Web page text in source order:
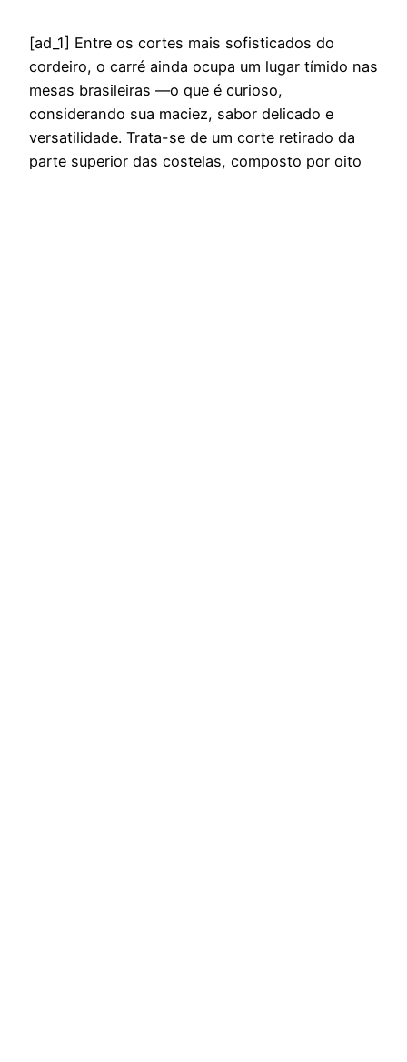
[ad_1] Entre os cortes mais sofisticados do
cordeiro, o carré ainda ocupa um lugar tímido nas
mesas brasileiras —o que é curioso,
considerando sua maciez, sabor delicado e
versatilidade. Trata-se de um corte retirado da
parte superior das costelas, composto por oito